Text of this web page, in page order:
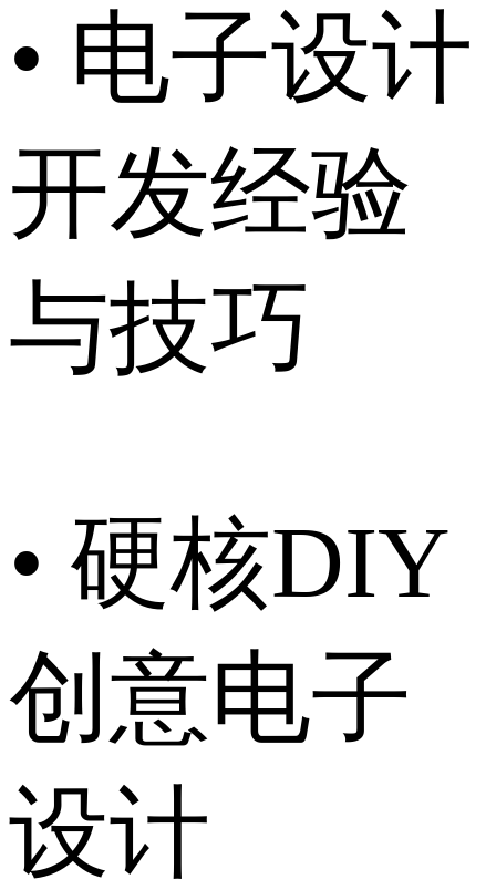
• 电子设计
开发经验
与技巧
• 硬核DIY
创意电子
设计